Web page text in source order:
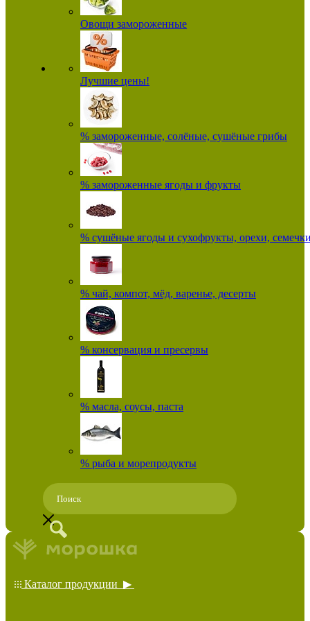
Овощи замороженные
Лучшие цены!
% замороженные, солёные, сушёные грибы
% замороженные ягоды и фрукты
% сушёные ягоды и сухофрукты, орехи,
% чай, компот, мёд, варенье, десерты
% консервация и пресервы
% масла, соусы, паста
% рыба и морепродукты
Каталог продукции ▶